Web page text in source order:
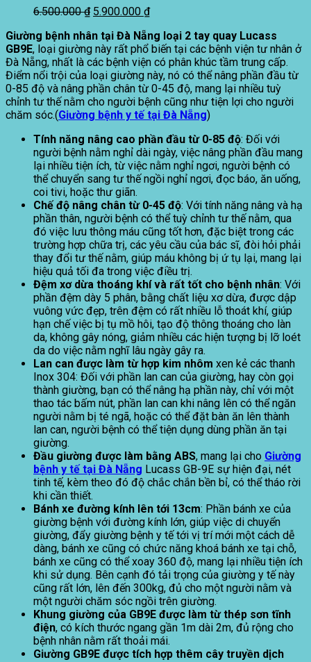
6.500.000₫ Giá
là:
6.500.000 ₫.
5.900.000 ₫Giá
tại
là:
5.900.000 ₫.
Giường bệnh nhân tại Đà Nẵng loại 2 tay quay Lucass
GB9E, loại giường này rất phổ biến tại các bệnh viện tư nhân ở
Đà Nẵng, nhất là các bệnh viện có phân khúc tầm trung cấp.
Điểm nổi trội của loại giường này, nó có thể nâng phần đầu từ
0-85 độ và nâng phần chân từ 0-45 độ, mang lại nhiều tuỳ
chỉnh tư thế nằm cho người bệnh cũng như tiện lợi cho người
chăm sóc.(Giường bệnh y tế tại Đà Nẵng)
Tính năng nâng cao phần đầu từ 0-85 độ: Đối với
người bệnh nằm nghỉ dài ngày, việc nâng phần đầu mang
lại nhiều tiện ích, từ việc nằm nghỉ ngơi, người bệnh có
thể chuyển sang tư thế ngồi nghỉ ngơi, đọc báo, ăn uống,
coi tivi, hoặc thư giãn.
Chế độ nâng chân từ 0-45 độ: Với tính năng nâng và hạ
phần thân, người bệnh có thể tuỳ chỉnh tư thế nằm, qua
đó việc lưu thông máu cũng tốt hơn, đặc biệt trong các
trường hợp chữa trị, các yêu cầu của bác sĩ, đòi hỏi phải
thay đổi tư thế nằm, giúp máu không bị ứ tụ lại, mang lại
hiệu quả tối đa trong việc điều trị.
Đệm xơ dừa thoáng khí và rất tốt cho bệnh nhân: Với
phần đệm dày 5 phân, bằng chất liệu xơ dừa, được dập
vuông vức đẹp, trên đệm có rất nhiều lỗ thoát khí, giúp
hạn chế việc bị tụ mồ hôi, tạo độ thông thoáng cho làn
da, không gây nóng, giảm nhiều các hiện tượng bị lỡ loét
da do việc nằm nghĩ lâu ngày gây ra.
Lan can được làm từ hợp kim nhôm xen kẻ các thanh
Inox 304: Đối với phần lan can của giường, hay còn gọi
thành giường, bạn có thể nâng hạ phần này, chỉ với một
thao tác bấm nút, phần lan can khi nâng lên có thể ngăn
người nằm bị té ngã, hoặc có thể đặt bàn ăn lên thành
lan can, người bệnh có thể tiện dụng dùng phần ăn tại
giường.
Đầu giường được làm bằng ABS, mang lại cho Giường
bệnh y tế tại Đà Nẵng Lucass GB-9E sự hiện đại, nét
tinh tế, kèm theo đó độ chắc chắn bền bỉ, có thể tháo rời
khi cần thiết.
Bánh xe đường kính lên tới 13cm: Phần bánh xe của
giường bệnh với đường kính lớn, giúp việc di chuyển
giường, đẩy giường bệnh y tế tới vị trí mới một cách dễ
dàng, bánh xe cũng có chức năng khoá bánh xe tại chỗ,
bánh xe cũng có thể xoay 360 độ, mang lại nhiều tiện ích
khi sử dụng. Bên cạnh đó tải trọng của giường y tế này
cũng rất lớn, lên đến 300kg, đủ cho một người nằm và
một người chăm sóc ngồi trên giường.
Khung giường của GB9E được làm từ thép sơn tĩnh
điện, có kích thước ngang gần 1m dài 2m, đủ rộng cho
bệnh nhân nằm rất thoải mái.
Giường GB9E được tích hợp thêm cây truyền dịch